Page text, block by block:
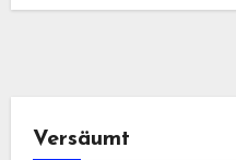
Versäumt